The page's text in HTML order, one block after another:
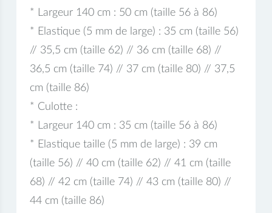
* Largeur 140 cm : 50 cm (taille 56 à 86)
* Elastique (5 mm de large) : 35 cm (taille 56)
// 35,5 cm (taille 62) // 36 cm (taille 68) //
36,5 cm (taille 74) // 37 cm (taille 80) // 37,5
cm (taille 86)
* Culotte :
* Largeur 140 cm : 35 cm (taille 56 à 86)
* Elastique taille (5 mm de large) : 39 cm
(taille 56) // 40 cm (taille 62) // 41 cm (taille
68) // 42 cm (taille 74) // 43 cm (taille 80) //
44 cm (taille 86)